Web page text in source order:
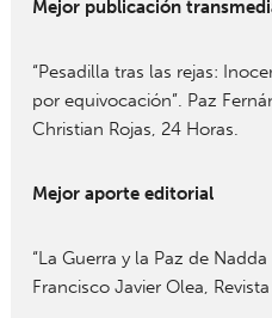
Mejor publicación
“Pesadilla tras las rejas:
por equivocación”. Paz
Christian Rojas, 24 Horas.
Mejor aporte editorial
“La Guerra y la Paz de
Francisco Javier Olea,